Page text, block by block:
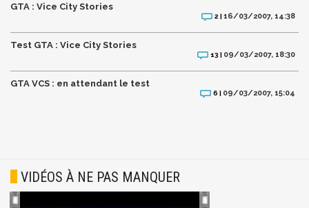
GTA : Vice City Stories
2 |16/03/2007, 14:38
Test GTA : Vice City Stories
13 | 09/03/2007, 18:30
GTA VCS : en attendant le test
6 | 09/03/2007, 15:04
VIDÉOS À NE PAS MANQUER